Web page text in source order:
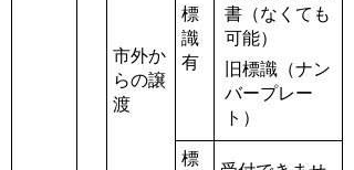
市外か
らの譲
渡
標
識
有
書（なくても
可能）
旧標識（ナン
バープレー
ト）
標